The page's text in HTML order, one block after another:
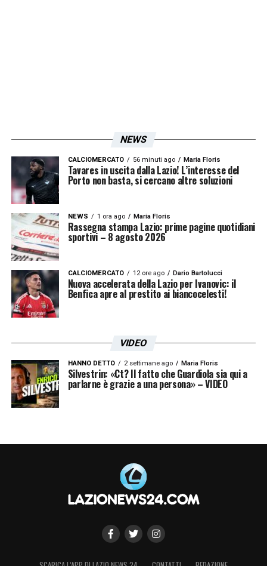
NEWS
CALCIOMERCATO 56 minuti ago Maria Floris
Tavares in uscita dalla Lazio! L’interesse del
Porto non basta, si cercano altre soluzioni
NEWS 1 ora ago Maria Floris
Rassegna stampa Lazio: prime pagine quotidiani
sportivi – 8 agosto 2026
CALCIOMERCATO 12 ore ago Dario Bartolucci
Nuova accelerata della Lazio per Ivanovic: il
Benfica apre al prestito ai biancocelesti!
VIDEO
HANNO DETTO 2 settimane ago Maria Floris
Silvestrin: «Ct? Il fatto che Guardiola sia qui a
parlarne è grazie a una persona» – VIDEO